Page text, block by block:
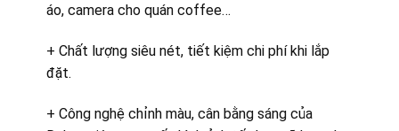
áo, camera cho quán coffee…
+ Chất lượng siêu nét, tiết kiệm chi phí khi lắp
đặt.
+ Công nghệ chỉnh màu, cân bằng sáng của